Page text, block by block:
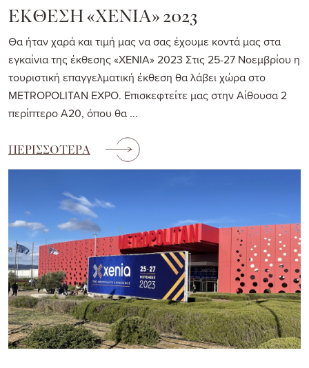
ΕΚΘΕΣΗ «ΧΕΝΙΑ» 2023
Θα ήταν χαρά και τιμή μας να σας έχουμε κοντά μας στα
εγκαίνια της έκθεσης «XENIA» 2023 Στις 25-27 Νοεμβρίου η
τουριστική επαγγελματική έκθεση θα λάβει χώρα στο
ΜΕΤROPOLITAN EXPO. Επισκεφτείτε μας στην Αίθουσα 2
περίπτερο Α20, όπου θα ...
ΠΕΡΙΣΣΟΤΕΡΑ